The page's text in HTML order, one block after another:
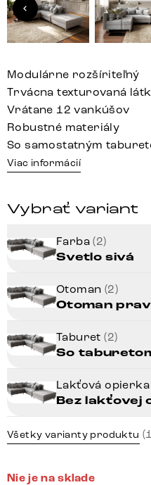
Modulárne rozšíriteľný
Trvácna texturovaná
Vrátane 12 vankúšov
Robustné materiály
So samostatným
Viac informácií
Vybrať variant
Farba(2)
Svetlo sivá
Otoman (2)
Otoman
Taburet(2)
So
Lakťová
Bez lakťovej
Všetky varianty produktu
Nie je na sklade